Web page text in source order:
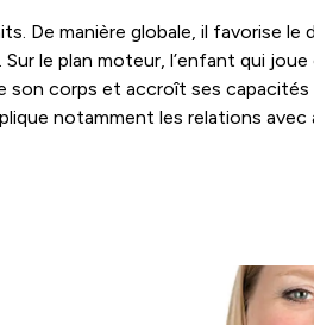
De manière globale, il favorise le
le plan moteur, l’enfant qui
corps et accroît ses capacités
notamment les relations avec
air contribuent positivement